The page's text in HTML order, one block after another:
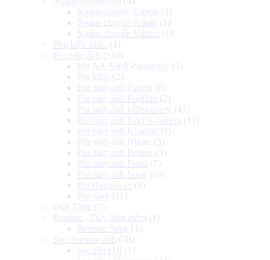
Ngàm chuyển Canon
(2)
Ngàm chuyển Nikon
(1)
Ngàm chuyển Viltrox (1)
Phụ kiện khác (1)
Pin máy ảnh
(119)
Pin AA AAA Panasonic (5)
Pin khác (2)
Pin máy ảnh Canon
(6)
Pin máy ảnh Fujifilm (2)
Pin máy ảnh i-Discovery (47)
Pin máy ảnh K&F Concept (11)
Pin máy ảnh Kingma (1)
Pin máy ảnh Nikon
(5)
Pin máy ảnh Pentax (3)
Pin máy ảnh Pisen
(7)
Pin máy ảnh Sony (10)
Pin Ravpower
(9)
Pin Swit (11)
Quà Tặng (7)
Remote - Dây bấm mềm (1)
Remote Sony (1)
Sạc pin máy ảnh
(78)
Sạc pin DJI (1)